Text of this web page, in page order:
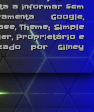
a informar sem
Google,
Theme; Simple
Proprietário e
por Gilney